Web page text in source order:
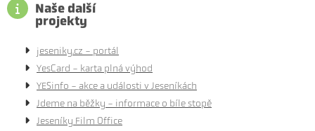
Naše další
projekty
jeseniky.cz - portál
YesCard - karta plná výhod
YESinfo - akce a události v Jeseníkách
Jdeme na běžky - informace o bíle stopě
Jeseníky Film Office